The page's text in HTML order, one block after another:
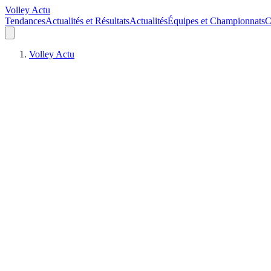
Volley Actu
TendancesActualités et RésultatsActualitésÉquipes et Championnats
Volley Actu